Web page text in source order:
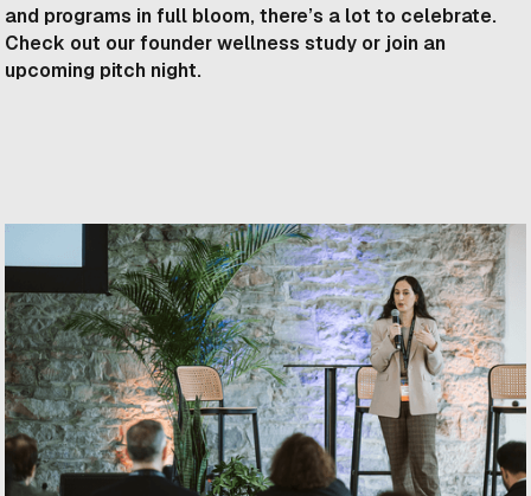
and programs in full bloom, there’s a lot to celebrate.
Check out our founder wellness study or join an
upcoming pitch night.